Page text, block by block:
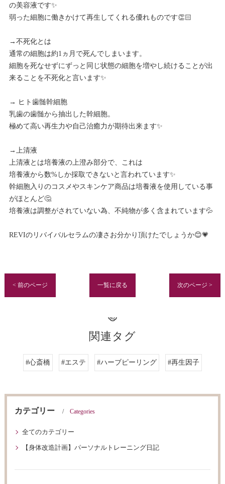
の美容液です✨
弱った細胞に働きかけて再生してくれる優れものです👏🏻
→不死化とは
通常の細胞は約1ヵ月で死んでしまいます。
細胞を死なせずにずっと同じ状態の細胞を増やし続けることが出
来ることを不死化と言います✨
→ ヒト歯髄幹細胞
乳歯の歯髄から抽出した幹細胞。
極めて高い再生力や自己治癒力が期待出来ます✨
→上清液
上清液とは培養液の上澄み部分で、これは
培養液から数%しか採取できないと言われています✨
幹細胞入りのコスメやスキンケア商品は培養液を使用している事
がほとんど🤔
培養液は調整がされていない為、不純物が多く含まれています💦
REVIのリバイバルセラムの凄さお分かり頂けたでしょうか😊💗
< 前のページ 一覧に戻る 次のページ >
関連タグ
#心斎橋 #エステ #ハーブピーリング #再生因子
カテゴリー Categories
全てのカテゴリー
【身体改造計画】パーソナルトレーニング日記